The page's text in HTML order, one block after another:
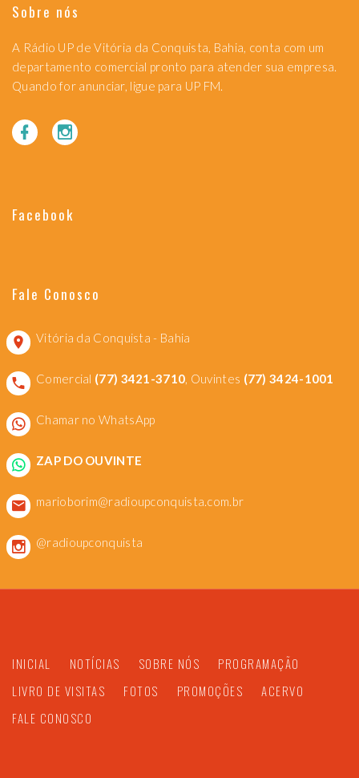
Sobre nós
A Rádio UP de Vitória da Conquista, Bahia, conta com um
departamento comercial pronto para atender sua empresa.
Quando for anunciar, ligue para UP FM.
Facebook
Fale Conosco
Vitória da Conquista - Bahia
Comercial (77) 3421-3710, Ouvintes (77) 3424-1001
Chamar no WhatsApp
ZAP DO OUVINTE
marioborim@radioupconquista.com.br
@radioupconquista
INICIAL NOTÍCIAS SOBRE NÓS
PROGRAMAÇÃO
LIVRO DE VISITAS
FOTOS PROMOÇÕES
ACERVO
FALE CONOSCO